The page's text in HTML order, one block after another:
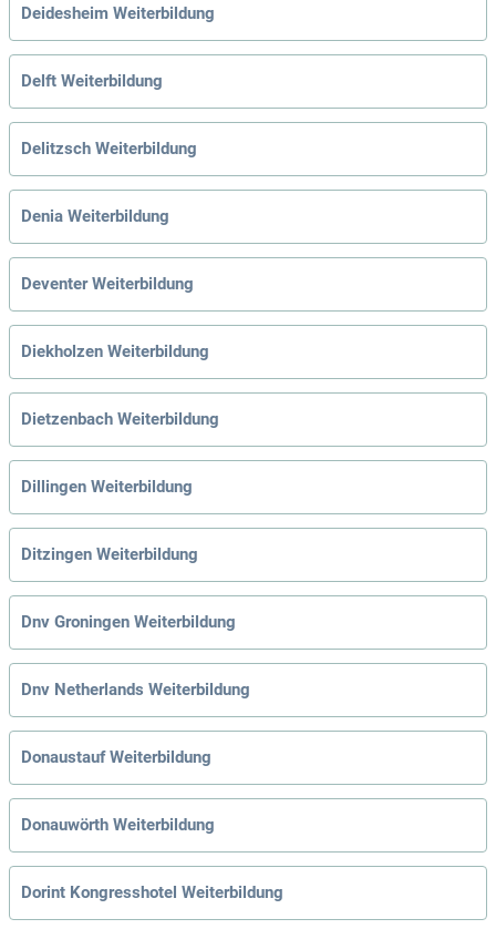
Deidesheim Weiterbildung
Delft Weiterbildung
Delitzsch Weiterbildung
Denia Weiterbildung
Deventer Weiterbildung
Diekholzen Weiterbildung
Dietzenbach Weiterbildung
Dillingen Weiterbildung
Ditzingen Weiterbildung
Dnv Groningen Weiterbildung
Dnv Netherlands Weiterbildung
Donaustauf Weiterbildung
Donauwörth Weiterbildung
Dorint Kongresshotel Weiterbildung